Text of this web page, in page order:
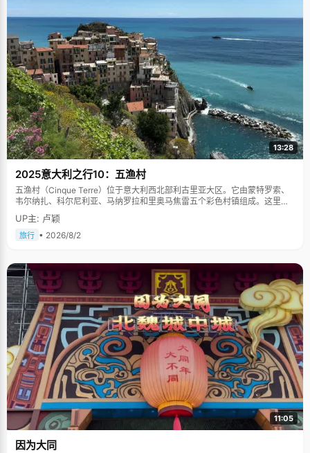
13:28
2025意大利之行10：五渔村
五渔村（Cinque Terre）位于意大利西北部利古里亚大区。它由蒙特罗索、
韦尔纳扎、科尔尼利亚、马纳罗拉和里奥马焦雷五个彩色村镇组成。这里依
山傍海，房屋色彩斑斓，1997年被列为世界文化遗产。
UP主: 卢颖
旅行 • 2026/8/2
11:05
因为大同